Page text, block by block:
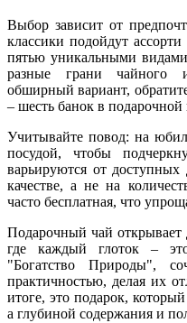
Выбор зависит от
классики подойдут
пятью уникальными
разные грани чайного
обширный вариант,
– шесть банок в подарочной
Учитывайте повод: на
посудой, чтобы
варьируются от
качестве, а не на
часто бесплатная, что
Подарочный чай открывает
где каждый глоток –
"Богатство Природы",
практичностью, делая их
итоге, это подарок,
а глубиной содержания и